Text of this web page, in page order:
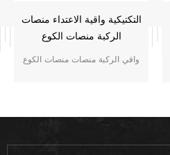
التكتيكية واقية الاعتداء منصات
الركبة منصات الكوع
واقي الركبة منصات منصات الكوع